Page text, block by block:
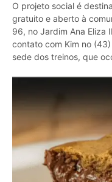
O projeto social é
gratuito e aberto à
96, no Jardim Ana Eliza
contato com Kim no
sede dos treinos, que